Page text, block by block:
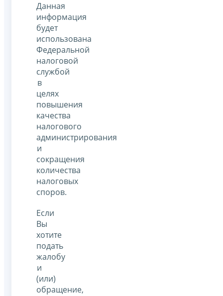
Данная
информация
будет
использована
Федеральной
налоговой
службой
в
целях
повышения
качества
налогового
администрирования
и
сокращения
количества
налоговых
споров.
Если
Вы
хотите
подать
жалобу
и
(или)
обращение,